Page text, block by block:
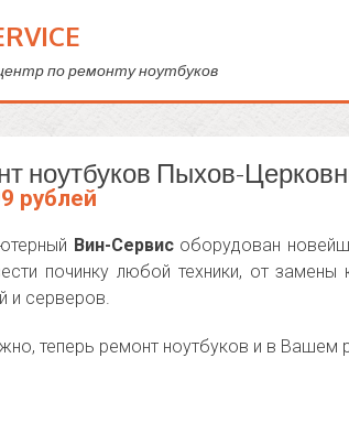
по ремонту ноутбуков
ноутбуков Пыхов-
рублей
Вин-Сервисоборудован
починку любой техники, от
и серверов.
теперь ремонт ноутбуков и в